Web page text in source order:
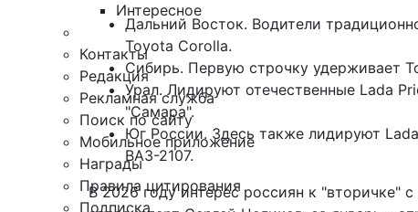
Интересное
Контакты
Редакция
Рекламная служба
Поиск по сайту
Мобильное приложение
Награды
Правила цитирования
Подписка
Дальний Восток. Водители
Toyota Corolla.
Сибирь. Первую строчку удерживает
Урал. Лидируют отечественные Lada
"Самара".
Юг России. Здесь также лидируют
ВАЗ-2107.
В 2026 году интерес россиян к "вторичке"